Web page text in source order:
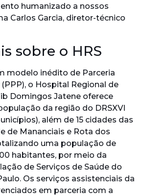
humanizado a nossos
Carlos Garcia, diretor-técnico
sobre o HRS
modelo inédito de Parceria
o Hospital Regional de
Domingos Jatene oferece
da região do DRSXVI
além de 15 cidades das
de Mananciais e Rota dos
uma população de
habitantes, por meio da
de Serviços de Saúde do
Os serviços assistenciais da
em parceria com a